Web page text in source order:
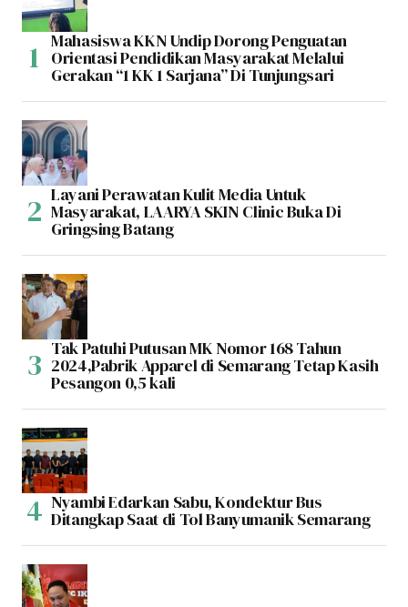
Mahasiswa KKN Undip Dorong Penguatan
Orientasi Pendidikan Masyarakat Melalui
Gerakan “1 KK 1 Sarjana” Di Tunjungsari
Layani Perawatan Kulit Media Untuk
Masyarakat, LAARYA SKIN Clinic Buka Di
Gringsing Batang
Tak Patuhi Putusan MK Nomor 168 Tahun
2024,Pabrik Apparel di Semarang Tetap Kasih
Pesangon 0,5 kali
Nyambi Edarkan Sabu, Kondektur Bus
Ditangkap Saat di Tol Banyumanik Semarang